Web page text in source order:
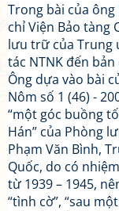
Trong bài của
chỉ Viện Bảo tàng
lưu trữ của Trung
tác NTNK đến
Ông dựa vào bài
Nôm số 1 (46) -
“một góc buồng
Hán” của Phòng
Phạm Văn Bình,
Quốc, do có
từ 1939 – 1945,
“tình cờ”, “sau